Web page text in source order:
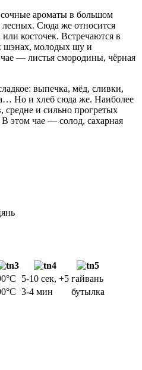
ароматы в большом
лесных. Сюда же относится
косточек. Встречаются в
шэнах, молодых шу и
— листья смородины, чёрная
выпечка, мёд, сливки,
Но и хлеб сюда же. Наиболее
средне и сильно прогретых
этом чае — солод, сахарная
5-10 сек, +5 гайвань
3-4 мин бутылка